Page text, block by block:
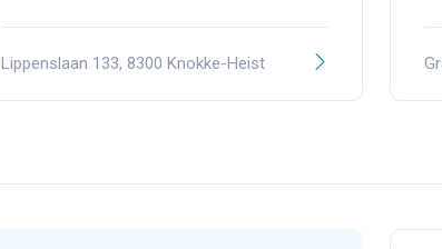
Lippenslaan 133, 8300 Knokke-Heist